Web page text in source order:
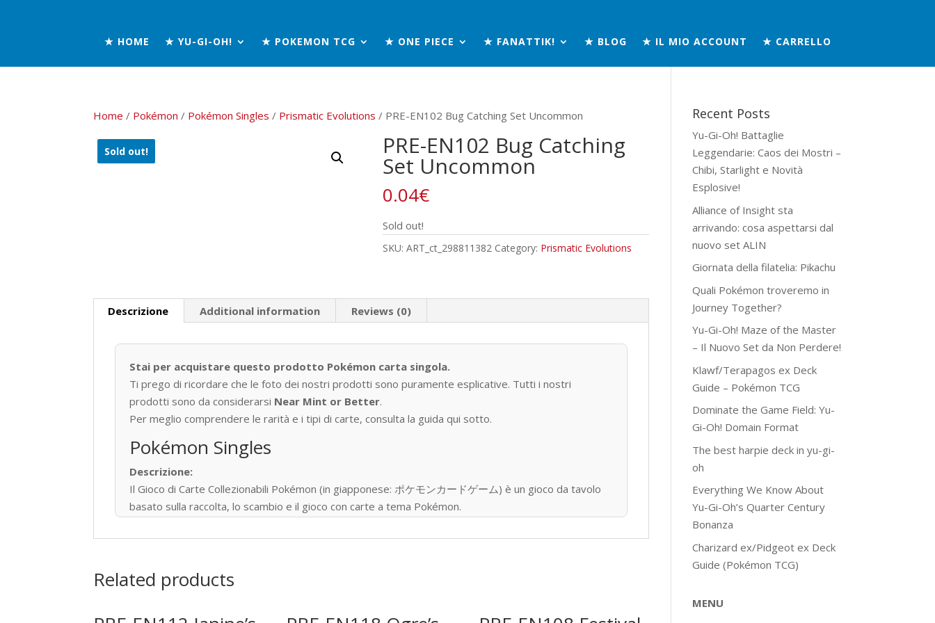
★ HOME ★ YU-GI-OH! ★ POKEMON TCG ★ ONE PIECE ★ FANATTIK! ★ BLOG ★ IL MIO ACCOUNT ★ CARRELLO
Home / Pokémon / Pokémon Singles / Prismatic Evolutions / PRE-EN102 Bug Catching Set Uncommon
Sold out! PRE-EN102 Bug Catching
Set Uncommon
0.04€
Sold out!
SKU: ART_ct_298811382 Category: Prismatic Evolutions
Descrizione Additional information Reviews (0)
Stai per acquistare questo prodotto Pokémon carta singola.
Ti prego di ricordare che le foto dei nostri prodotti sono puramente esplicative. Tutti i nostri
prodotti sono da considerarsi Near Mint or Better.
Per meglio comprendere le rarità e i tipi di carte, consulta la guida qui sotto.
Pokémon Singles
Descrizione:
Il Gioco di Carte Collezionabili Pokémon (in giapponese: ポケモンカードゲーム) è un gioco da tavolo
basato sulla raccolta, lo scambio e il gioco con carte a tema Pokémon.
34,1 miliardi di carte Pokémon in 13 lingue, distribuite in 76 paesi e regioni.
Tipi di Carte
Pokémon • Trainer • Energy
Rarità principali
Related products
Recent Posts
Yu-Gi-Oh! Battaglie
Leggendarie: Caos dei Mostri –
Chibi, Starlight e Novità
Esplosive!
Alliance of Insight sta
arrivando: cosa aspettarsi dal
nuovo set ALIN
Giornata della filatelia: Pikachu
Quali Pokémon troveremo in
Journey Together?
Yu-Gi-Oh! Maze of the Master
– Il Nuovo Set da Non Perdere!
Klawf/Terapagos ex Deck
Guide – Pokémon TCG
Dominate the Game Field: Yu-
Gi-Oh! Domain Format
The best harpie deck in yu-gi-
oh
Everything We Know About
Yu-Gi-Oh’s Quarter Century
Bonanza
Charizard ex/Pidgeot ex Deck
Guide (Pokémon TCG)
MENU